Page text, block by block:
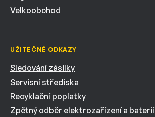
Velkoobchod
UŽITEČNÉ ODKAZY
Sledování zásilky
Servisní střediska
Recyklační poplatky
Zpětný odběr elektrozařízení a baterií